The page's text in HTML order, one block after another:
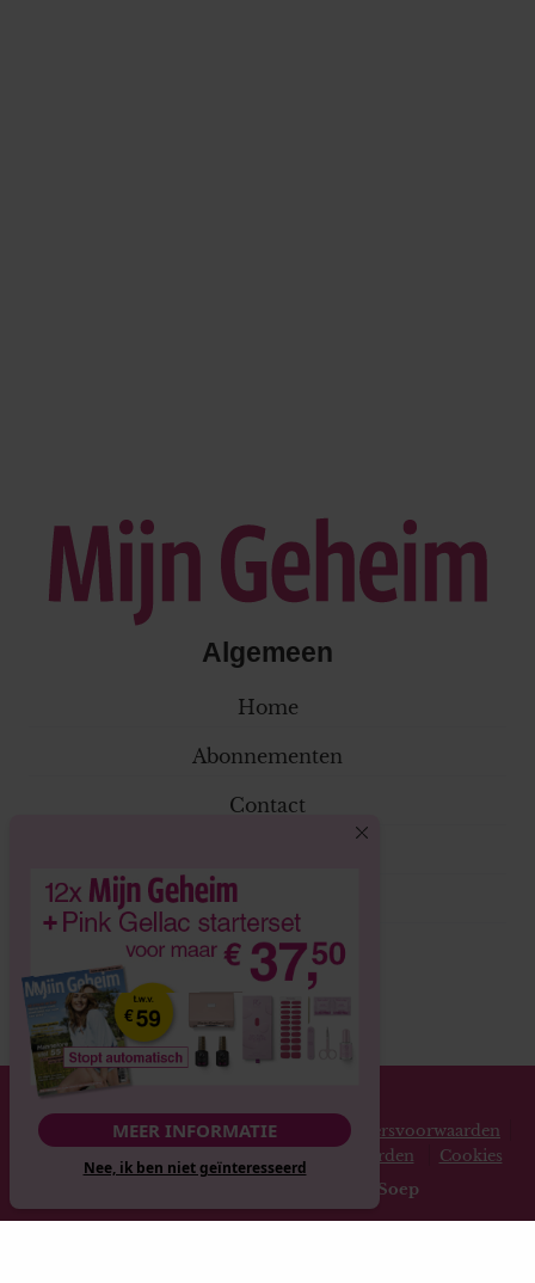
Algemeen
Home
Abonnementen
Contact
Adverteren
Volg ons
Privacy statement Disclaimer
Gebruikersvoorwaarden
Abonnementsvoorwaarden
Cookies
MediaSoep
MEER INFORMATIE
Nee, ik ben niet geïnteresseerd